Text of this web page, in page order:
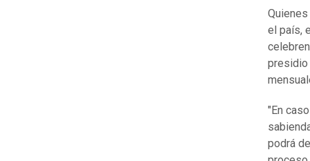
el país,
presidio
"En
podrá